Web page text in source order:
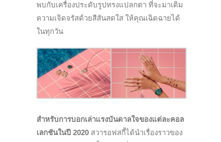
พบกับเครื่องประดับรูปทรงแปลกตา ที่จะมาเติม
ความเจิดจรัสด้วยสีสันสดใส ให้คุณเฉิดฉายได้
ในทุกวัน
สำหรับการบอกเล่าแรงบันดาลใจของแต่ละคอล
เลกชันในปี 2020 สวารอฟสกี้ได้นำเรื่องราวของ